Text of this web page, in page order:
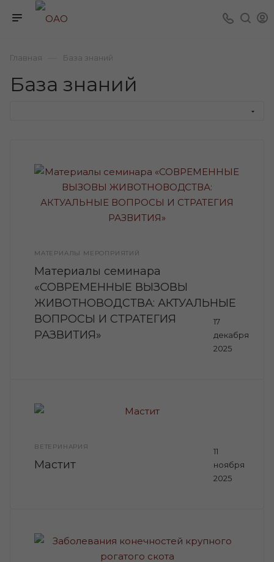
Главная База знаний
База знаний
МАТЕРИАЛЫ МЕРОПРИЯТИЙ
17
декабря
2025
Материалы семинара
«СОВРЕМЕННЫЕ ВЫЗОВЫ
ЖИВОТНОВОДСТВА: АКТУАЛЬНЫЕ
ВОПРОСЫ И СТРАТЕГИЯ
РАЗВИТИЯ»
ВЕТЕРИНАРИЯ
11
ноября
2025
Мастит